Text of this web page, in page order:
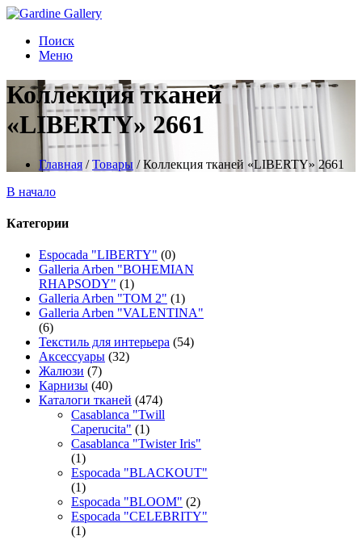
Поиск
Меню
Коллекция тканей
«LIBERTY» 2661
Главная /Товары /Коллекция тканей «LIBERTY» 2661
В начало
Категории
Espocada "LIBERTY" (0)
Galleria Arben "BOHEMIAN
RHAPSODY" (1)
Galleria Arben "TOM 2" (1)
Galleria Arben "VALENTINA"
(6)
Текстиль для интерьера (54)
Аксессуары (32)
Жалюзи (7)
Карнизы (40)
Каталоги тканей (474)
Casablanca "Twill
Caperucita" (1)
Casablanca "Twister Iris"
(1)
Espocada "BLACKOUT"
(1)
Espocada "BLOOM" (2)
Espocada "CELEBRITY"
(1)